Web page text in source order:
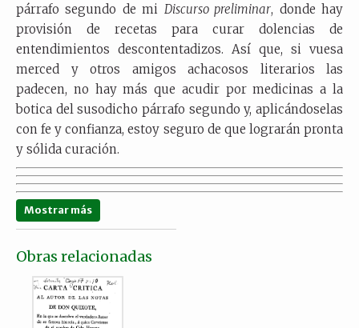
párrafo segundo de mi Discurso preliminar, donde hay
provisión de recetas para curar dolencias de
entendimientos descontentadizos. Así que, si vuesa
merced y otros amigos achacosos literarios las
padecen, no hay más que acudir por medicinas a la
botica del susodicho párrafo segundo y, aplicándoselas
con fe y confianza, estoy seguro de que lograrán pronta
y sólida curación.
Mostrar más
Obras relacionadas